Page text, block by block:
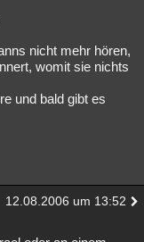
nicht mehr hören,
womit sie nichts
und bald gibt es
12.08.2006 um 13:52